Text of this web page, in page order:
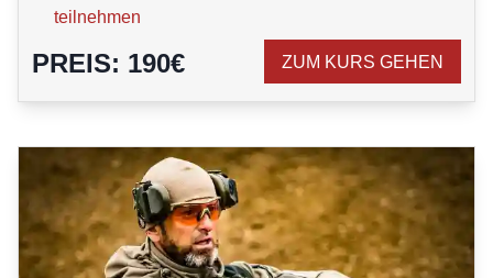
teilnehmen
PREIS: 190€ ZUM KURS GEHEN